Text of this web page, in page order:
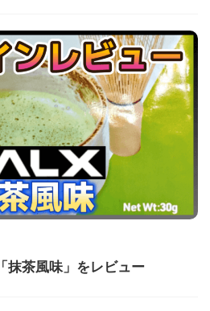
抹茶風味」をレビュー